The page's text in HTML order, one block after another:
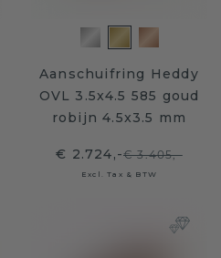
Aanschuifring Heddy
OVL 3.5x4.5 585 goud
robijn 4.5x3.5 mm
€ 2.724,-€ 3.405,-
Excl. Tax & BTW